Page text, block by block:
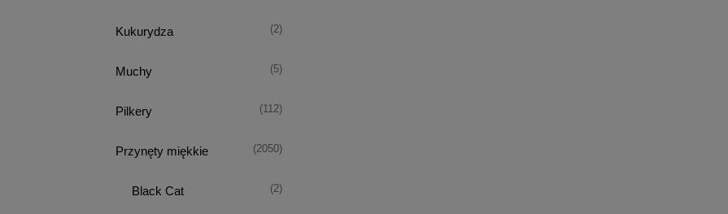
Kukurydza (2)
Muchy (5)
Pilkery (112)
Przynęty miękkie (2050)
Black Cat (2)